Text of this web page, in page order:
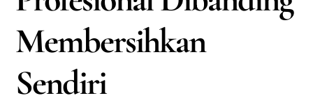
Membersihkan
Sendiri